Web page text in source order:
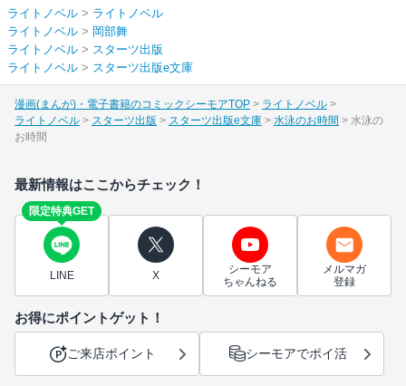
ライトノベル > ライトノベル
ライトノベル > 岡部舞
ライトノベル > スターツ出版
ライトノベル > スターツ出版e文庫
漫画(まんが)・電子書籍のコミックシーモアTOP
ライトノベル
ライトノベル
スターツ出版 スターツ出版e文庫 水泳のお時間
水泳の
お時間
最新情報はここからチェック！
限定特典GET
LINE X
シーモア
ちゃんねる
メルマガ
登録
お得にポイントゲット！
ご来店ポイント シーモアでポイ活